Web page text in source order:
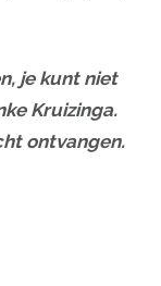
je kunt niet
Kruizinga.
ontvangen.